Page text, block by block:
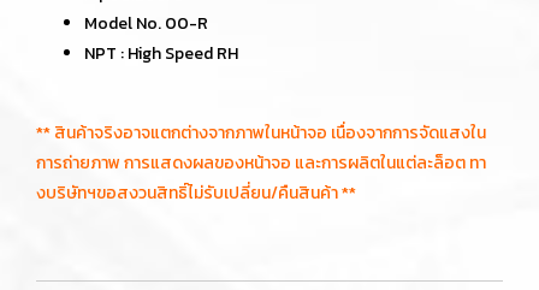
Model No. 00-R
NPT : High Speed RH
** สินค้าจริงอาจแตกต่างจากภาพในหน้าจอ เนื่องจากการจัดแสงใน
การถ่ายภาพ การแสดงผลของหน้าจอ และการผลิตในแต่ละล็อต ทา
งบริษัทฯขอสงวนสิทธิ์ไม่รับเปลี่ยน/คืนสินค้า **